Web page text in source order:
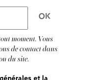
moment. Vous
de contact dans
du site.
et la